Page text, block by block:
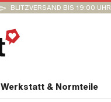
BLITZVERSAND BIS 19:00 UHR
Werkstatt & Normteile